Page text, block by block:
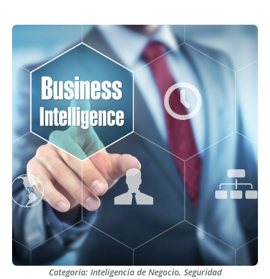
Categoria: Inteligencia de Negocio, Seguridad